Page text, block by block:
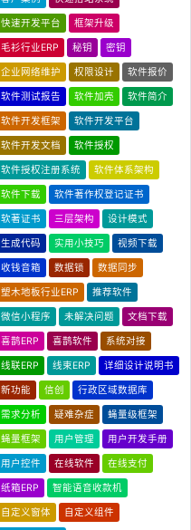
快速开发平台 框架升级
毛衫行业ERP 秘钥 密钥
企业网络维护 权限设计 软件报价
软件测试报告 软件加壳 软件简介
软件开发框架 软件开发平台
软件开发文档 软件授权
软件授权注册系统 软件体系架构
软件下载 软件著作权登记证书
软著证书 三层架构 设计模式
生成代码 实用小技巧 视频下载
收钱音箱 数据锁 数据同步
塑木地板行业ERP 推荐软件
微信小程序 未解决问题 文档下载
喜鹊ERP 喜鹊软件 系统对接
线联ERP 线束ERP 详细设计说明书
新功能 信创 行政区域数据库
需求分析 疑难杂症 蝇量级框架
蝇量框架 用户管理 用户开发手册
用户控件 在线软件 在线支付
纸箱ERP 智能语音收款机
自定义窗体 自定义组件